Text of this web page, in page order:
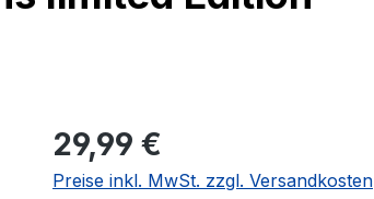
Regulärer Preis:
29,99 €
Preise inkl. MwSt. zzgl. Versandkosten